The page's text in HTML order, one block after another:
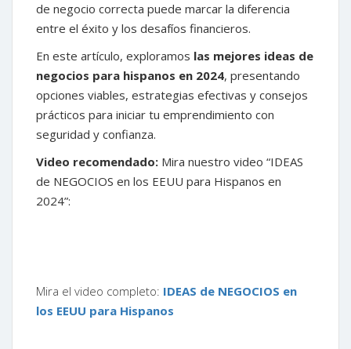
de negocio correcta puede marcar la diferencia
entre el éxito y los desafíos financieros.
En este artículo, exploramos las mejores ideas de
negocios para hispanos en 2024, presentando
opciones viables, estrategias efectivas y consejos
prácticos para iniciar tu emprendimiento con
seguridad y confianza.
Video recomendado: Mira nuestro video “IDEAS
de NEGOCIOS en los EEUU para Hispanos en
2024”:
Mira el video completo: IDEAS de NEGOCIOS en
los EEUU para Hispanos